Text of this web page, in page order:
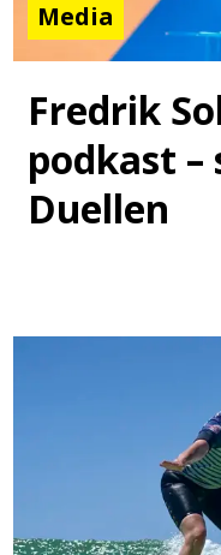
Media
Fredrik
podkast –
Duellen